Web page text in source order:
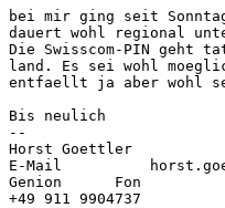
bei mir ging seit
dauert wohl regional
Die Swisscom-PIN geht
land. Es sei wohl
entfaellt ja aber wohl
Bis neulich
--
Horst Goettler
E-Mail
Genion      Fon
+49 911 9904737